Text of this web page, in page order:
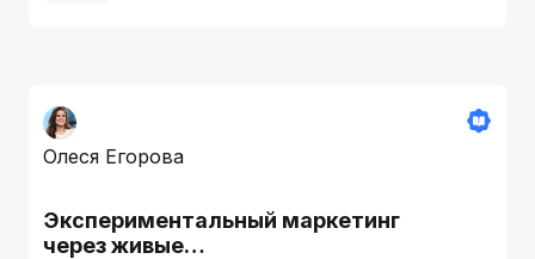
Олеся Егорова
Экспериментальный маркетинг
через живые…